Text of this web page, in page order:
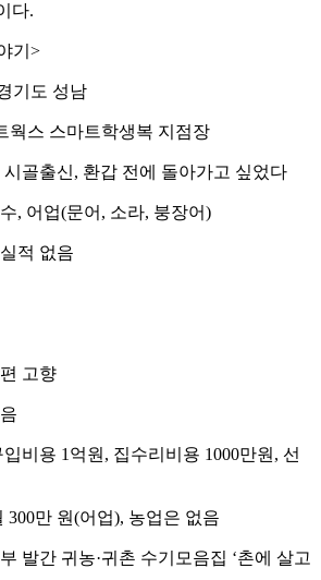
다.
기>
기도 성남
웍스 스마트학생복 지점장
시골출신, 환갑 전에 돌아가고 싶었다
, 어업(문어, 소라, 붕장어)
적 없음
고향
비용 1억원, 집수리비용 1000만원, 선
300만 원(어업), 농업은 없음
발간 귀농·귀촌 수기모음집 ‘촌에 살고